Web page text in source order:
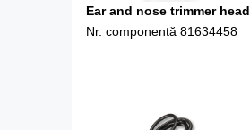
Ear and nose trimmer head
Nr. componentă 81634458